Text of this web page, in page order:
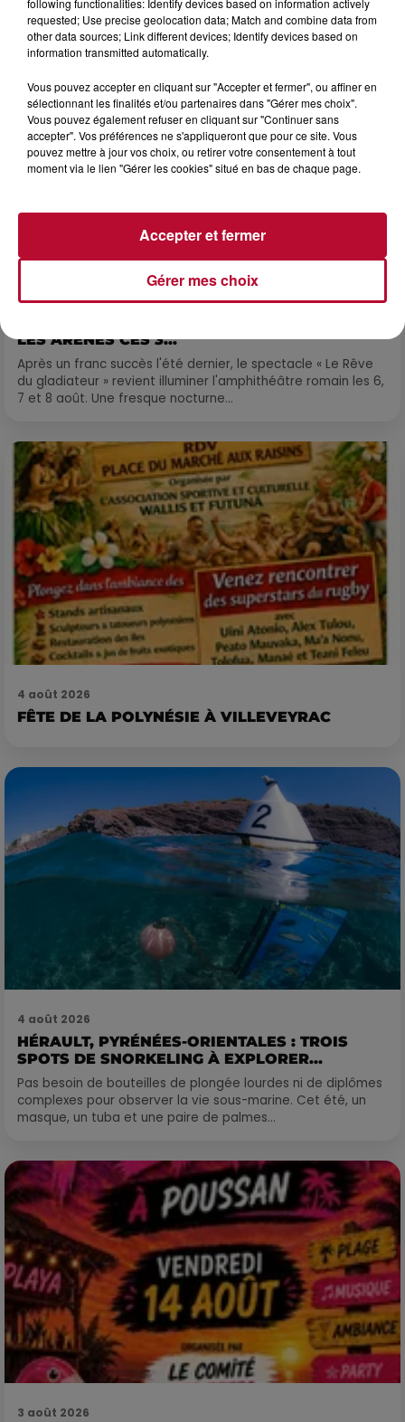
envie de voyager à l'autre bout du monde,...
6 août 2026
LES ARÈNES CES 3...
Après un franc succès l'été dernier, le spectacle « Le Rêve
du gladiateur » revient illuminer l'amphithéâtre romain les 6,
7 et 8 août. Une fresque nocturne...
4 août 2026
FÊTE DE LA POLYNÉSIE À VILLEVEYRAC
4 août 2026
HÉRAULT, PYRÉNÉES-ORIENTALES : TROIS
SPOTS DE SNORKELING À EXPLORER...
Pas besoin de bouteilles de plongée lourdes ni de diplômes
complexes pour observer la vie sous-marine. Cet été, un
masque, un tuba et une paire de palmes...
3 août 2026
requested; Use precise geolocation data; Match and combine data from
other data sources; Link different devices; Identify devices based on
information transmitted automatically.
Vous pouvez accepter en cliquant sur "Accepter et fermer", ou affiner en
sélectionnant les finalités et/ou partenaires dans "Gérer mes choix".
Vous pouvez également refuser en cliquant sur "Continuer sans
accepter". Vos préférences ne s'appliqueront que pour ce site. Vous
pouvez mettre à jour vos choix, ou retirer votre consentement à tout
moment via le lien "Gérer les cookies" situé en bas de chaque page.
Gérer mes choix
Accepter et fermer